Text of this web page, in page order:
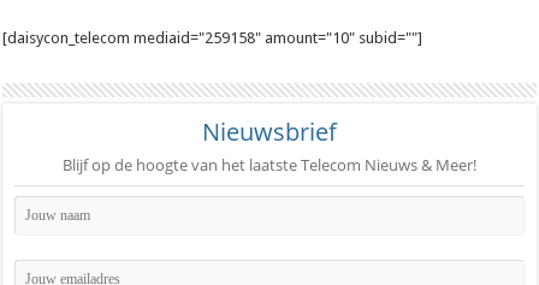
[daisycon_telecom mediaid="259158" amount="10" subid=""]
Nieuwsbrief
Blijf op de hoogte van het laatste Telecom Nieuws & Meer!